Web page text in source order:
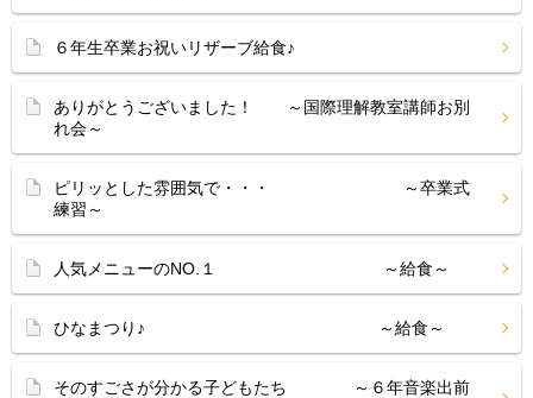
６年生卒業お祝いリザーブ給食♪
ありがとうございました！ ～国際理解教室講師お別
れ会～
ピリッとした雰囲気で・・・ ～卒業式
練習～
人気メニューのNO.１ ～給食～
ひなまつり♪ ～給食～
そのすごさが分かる子どもたち ～６年音楽出前